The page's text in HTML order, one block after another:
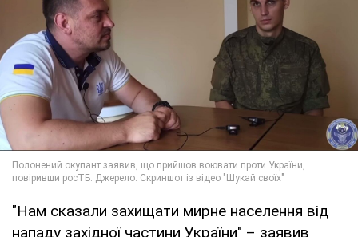
"Нам сказали захищати мирне населення від
нападу західної частини України" – заявив